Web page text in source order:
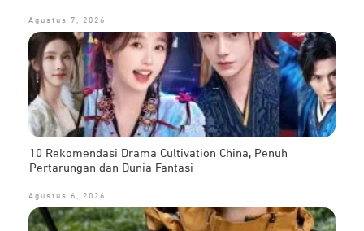
Agustus 7, 2026
10 Rekomendasi Drama Cultivation China, Penuh
Pertarungan dan Dunia Fantasi
Agustus 6, 2026